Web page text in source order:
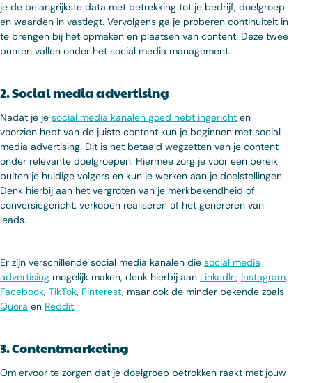
je de belangrijkste data met betrekking tot je bedrijf, doelgroep
en waarden in vastlegt. Vervolgens ga je proberen continuiteit in
te brengen bij het opmaken en plaatsen van content. Deze twee
punten vallen onder het social media management.
2. Social media advertising
Nadat je je social media kanalen goed hebt ingericht en
voorzien hebt van de juiste content kun je beginnen met social
media advertising. Dit is het betaald wegzetten van je content
onder relevante doelgroepen. Hiermee zorg je voor een bereik
buiten je huidige volgers en kun je werken aan je doelstellingen.
Denk hierbij aan het vergroten van je merkbekendheid of
conversiegericht: verkopen realiseren of het genereren van
leads.
Er zijn verschillende social media kanalen die social media
advertising mogelijk maken, denk hierbij aan LinkedIn, Instagram,
Facebook, TikTok, Pinterest, maar ook de minder bekende zoals
Quora en Reddit.
3. Contentmarketing
Om ervoor te zorgen dat je doelgroep betrokken raakt met jouw